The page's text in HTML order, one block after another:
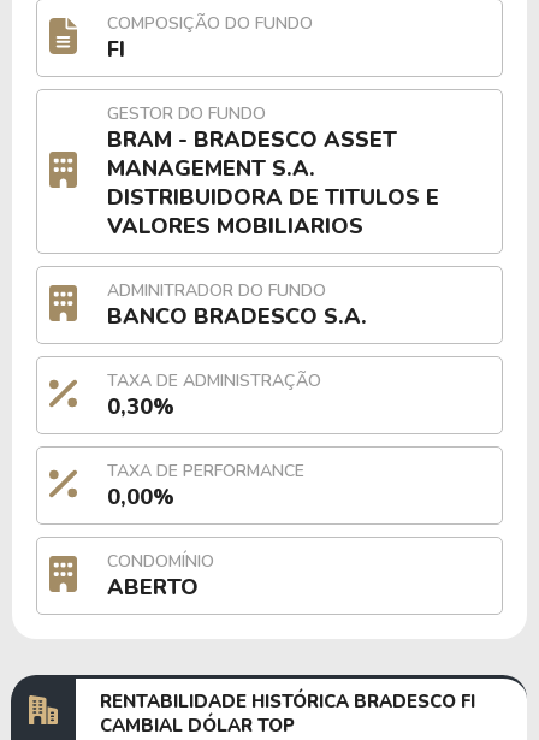
COMPOSIÇÃO DO FUNDO
FI
GESTOR DO FUNDO
BRAM - BRADESCO ASSET
MANAGEMENT S.A.
DISTRIBUIDORA DE TITULOS E
VALORES MOBILIARIOS
ADMINITRADOR DO FUNDO
BANCO BRADESCO S.A.
TAXA DE ADMINISTRAÇÃO
0,30%
TAXA DE PERFORMANCE
0,00%
CONDOMÍNIO
ABERTO
RENTABILIDADE HISTÓRICA BRADESCO FI
CAMBIAL DÓLAR TOP